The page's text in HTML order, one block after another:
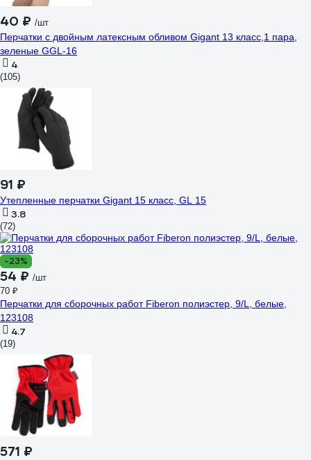
40 ₽ /шт
Перчатки с двойным латексным обливом Gigant 13 класс,1 пара,
зеленые GGL-16
4
(105)
91 ₽
Утепленные перчатки Gigant 15 класс, GL 15
3.8
(72)
-23%
54 ₽ /шт
70 ₽
Перчатки для сборочных работ Fiberon полиэстер, 9/L, белые,
123108
4.7
(19)
571 ₽